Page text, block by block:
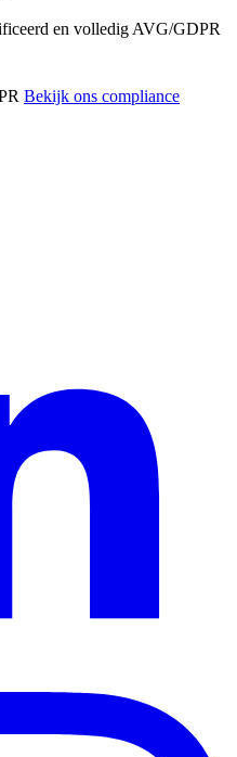
en volledig AVG/GDPR
Bekijk ons compliance